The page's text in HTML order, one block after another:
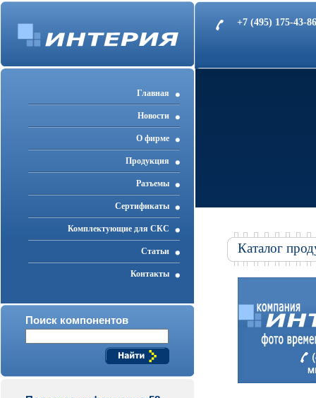
+7 (495) 175-43-
Главная
Новости
О фирме
Продукция
Разъемы
Cертификаты
Комплектующие для СКС
Статьи
Контакты
Поиск компонентов
Каталог